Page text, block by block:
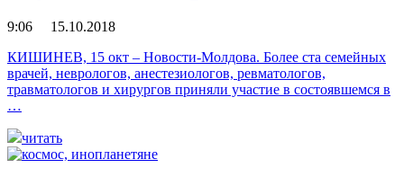
9:06 15.10.2018
КИШИНЕВ, 15 окт – Новости-Молдова. Более ста семейных
врачей, неврологов, анестезиологов, ревматологов,
травматологов и хирургов приняли участие в состоявшемся в
…
читать